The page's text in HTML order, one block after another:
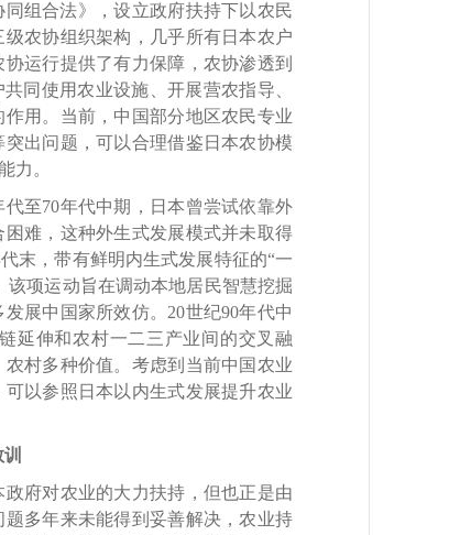
组合法》，设立政府扶持下以农民
农协组织架构，几乎所有日本农户
运行提供了有力保障，农协渗透到
同使用农业设施、开展营农指导、
用。当前，中国部分地区农民专业
出问题，可以合理借鉴日本农协模
力。
至70年代中期，日本曾尝试依靠外
难，这种外生式发展模式并未取得
末，带有鲜明内生式发展特征的“一
项运动旨在调动本地居民智慧挖掘
展中国家所效仿。20世纪90年代中
延伸和农村一二三产业间的交叉融
村多种价值。考虑到当前中国农业
以参照日本以内生式发展提升农业
府对农业的大力扶持，但也正是由
多年来未能得到妥善解决，农业持